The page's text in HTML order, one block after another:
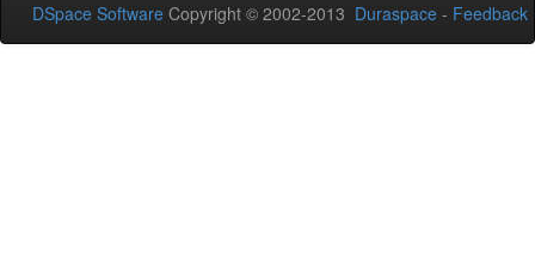
DSpace Software Copyright © 2002-2013 Duraspace - Feedback